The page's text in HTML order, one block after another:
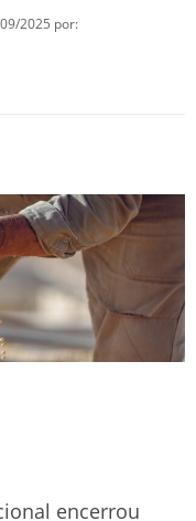
2025 por:
encerrou